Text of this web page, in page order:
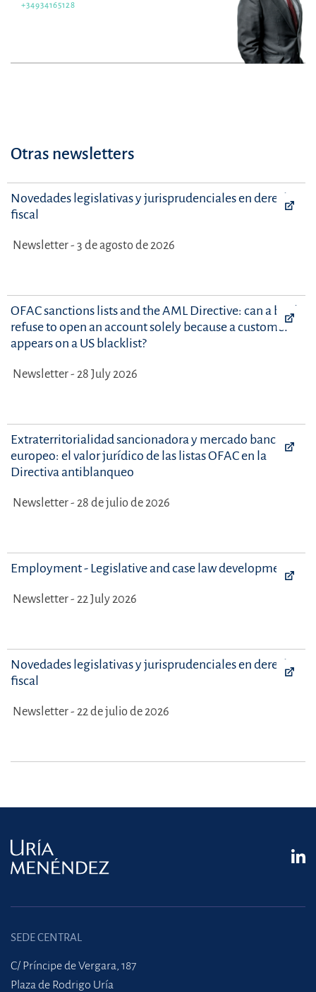
+34934165128
Otras newsletters
Novedades legislativas y jurisprudenciales en derecho
fiscal
Newsletter - 3 de agosto de 2026
OFAC sanctions lists and the AML Directive: can a bank
refuse to open an account solely because a customer
appears on a US blacklist?
Newsletter - 28 July 2026
Extraterritorialidad sancionadora y mercado bancario
europeo: el valor jurídico de las listas OFAC en la
Directiva antiblanqueo
Newsletter - 28 de julio de 2026
Employment - Legislative and case law developments
Newsletter - 22 July 2026
Novedades legislativas y jurisprudenciales en derecho
fiscal
Newsletter - 22 de julio de 2026
SEDE CENTRAL
C/ Príncipe de Vergara, 187
Plaza de Rodrigo Uría